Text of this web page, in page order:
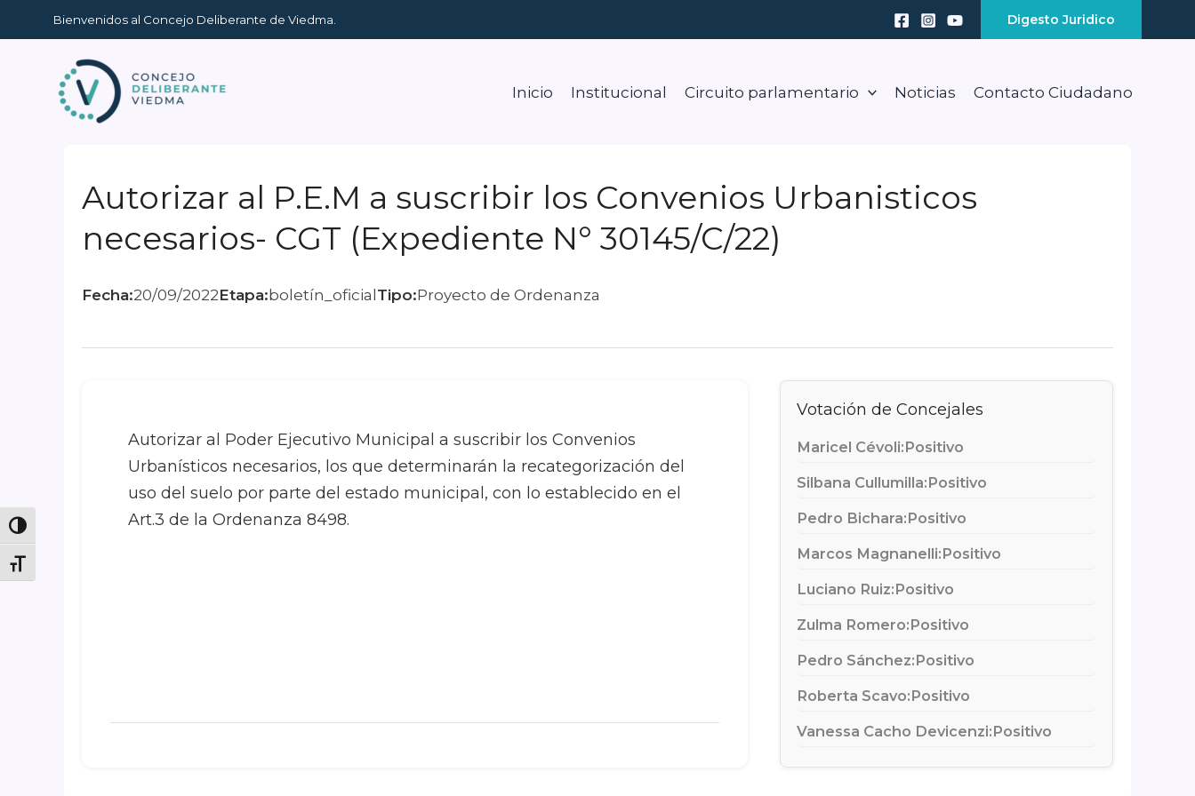
Toggle High Contrast
Toggle Font size
al
contenido
Bienvenidos al Concejo Deliberante de Viedma. Digesto Juridico
Inicio Institucional Circuito parlamentario Noticias Contacto Ciudadano
Autorizar al P.E.M a suscribir los Convenios Urbanisticos
necesarios- CGT (Expediente N° 30145/C/22)
Fecha:20/09/2022Etapa:boletín_oficialTipo:Proyecto de Ordenanza
Autorizar al Poder Ejecutivo Municipal a suscribir los Convenios
Urbanísticos necesarios, los que determinarán la recategorización del
uso del suelo por parte del estado municipal, con lo establecido en el
Art.3 de la Ordenanza 8498.
Votación de Concejales
Maricel Cévoli:Positivo
Silbana Cullumilla:Positivo
Pedro Bichara:Positivo
Marcos Magnanelli:Positivo
Luciano Ruiz:Positivo
Zulma Romero:Positivo
Pedro Sánchez:Positivo
Roberta Scavo:Positivo
Vanessa Cacho Devicenzi:Positivo